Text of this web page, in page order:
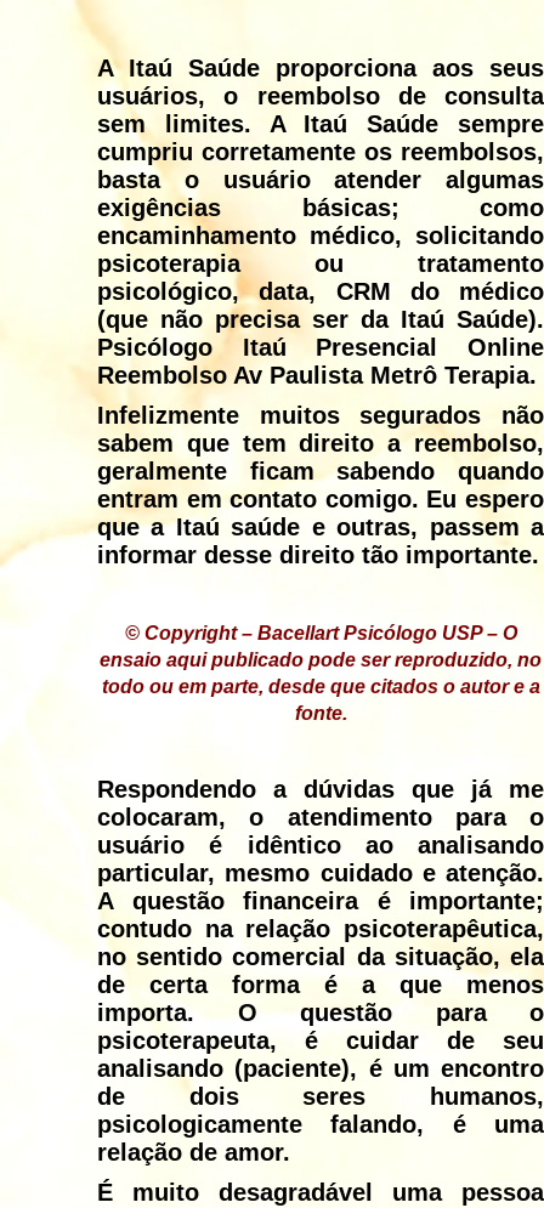
A Itaú Saúde proporciona aos seus
usuários, o reembolso de consulta
sem limites. A Itaú Saúde sempre
cumpriu corretamente os reembolsos,
basta o usuário atender algumas
exigências básicas; como
encaminhamento médico, solicitando
psicoterapia ou tratamento
psicológico, data, CRM do médico
(que não precisa ser da Itaú Saúde).
Psicólogo Itaú Presencial Online
Reembolso Av Paulista Metrô Terapia.
Infelizmente muitos segurados não
sabem que tem direito a reembolso,
geralmente ficam sabendo quando
entram em contato comigo. Eu espero
que a Itaú saúde e outras, passem a
informar desse direito tão importante.
© Copyright – Bacellart Psicólogo USP – O
ensaio aqui publicado pode ser reproduzido, no
todo ou em parte, desde que citados o autor e a
fonte.
Respondendo a dúvidas que já me
colocaram, o atendimento para o
usuário é idêntico ao analisando
particular, mesmo cuidado e atenção.
A questão financeira é importante;
contudo na relação psicoterapêutica,
no sentido comercial da situação, ela
de certa forma é a que menos
importa. O questão para o
psicoterapeuta, é cuidar de seu
analisando (paciente), é um encontro
de dois seres humanos,
psicologicamente falando, é uma
relação de amor.
É muito desagradável uma pessoa